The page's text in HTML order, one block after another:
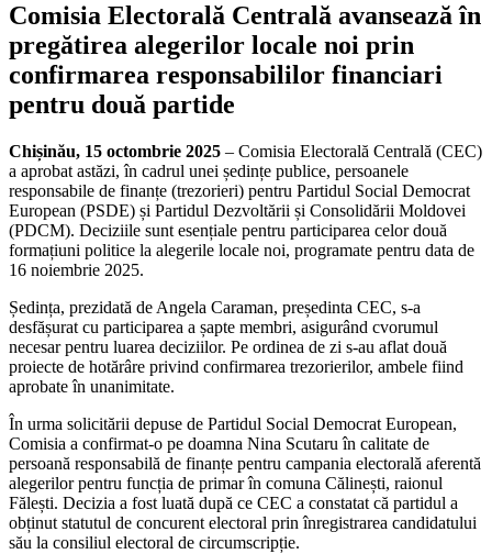
Comisia Electorală Centrală avansează în
pregătirea alegerilor locale noi prin
confirmarea responsabililor financiari
pentru două partide
Chișinău, 15 octombrie 2025 – Comisia Electorală Centrală (CEC)
a aprobat astăzi, în cadrul unei ședințe publice, persoanele
responsabile de finanțe (trezorieri) pentru Partidul Social Democrat
European (PSDE) și Partidul Dezvoltării și Consolidării Moldovei
(PDCM). Deciziile sunt esențiale pentru participarea celor două
formațiuni politice la alegerile locale noi, programate pentru data de
16 noiembrie 2025.
Ședința, prezidată de Angela Caraman, președinta CEC, s-a
desfășurat cu participarea a șapte membri, asigurând cvorumul
necesar pentru luarea deciziilor. Pe ordinea de zi s-au aflat două
proiecte de hotărâre privind confirmarea trezorierilor, ambele fiind
aprobate în unanimitate.
În urma solicitării depuse de Partidul Social Democrat European,
Comisia a confirmat-o pe doamna Nina Scutaru în calitate de
persoană responsabilă de finanțe pentru campania electorală aferentă
alegerilor pentru funcția de primar în comuna Călinești, raionul
Fălești. Decizia a fost luată după ce CEC a constatat că partidul a
obținut statutul de concurent electoral prin înregistrarea candidatului
său la consiliul electoral de circumscripție.